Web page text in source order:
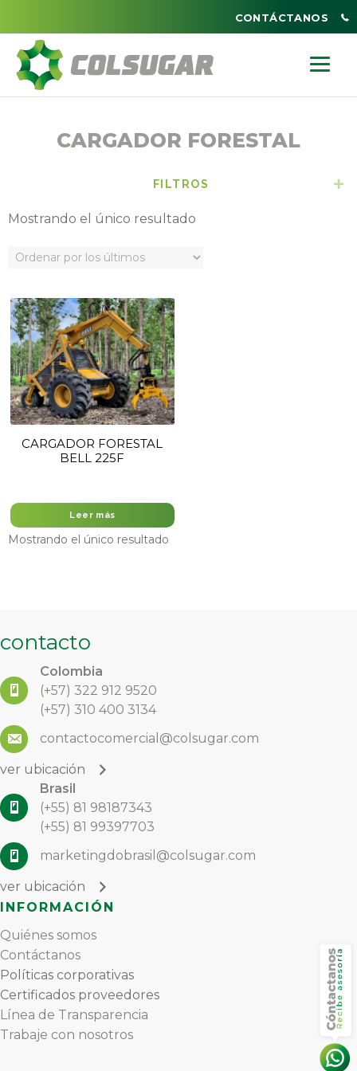
CONTÁCTANOS
CARGADOR FORESTAL
FILTROS
Mostrando el único resultado
CARGADOR FORESTAL
BELL 225F
Leer más
Mostrando el único resultado
contacto
Colombia
(+57) 322 912 9520
(+57) 310 400 3134
contactocomercial@colsugar.com
ver ubicación
Brasil
(+55) 81 98187343
(+55) 81 99397703
marketingdobrasil@colsugar.com
ver ubicación
INFORMACIÓN
Quiénes somos
Contáctanos
Políticas corporativas
Certificados proveedores
Línea de Transparencia
Trabaje con nosotros